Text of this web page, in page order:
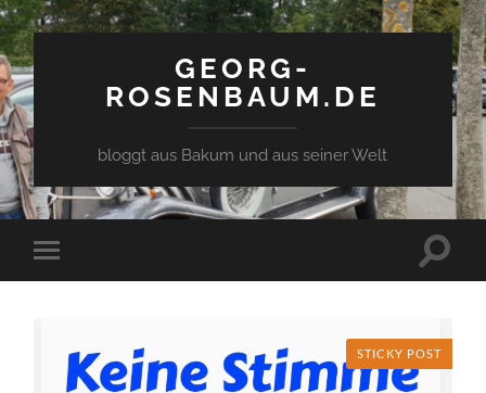
GEORG-
ROSENBAUM.DE
bloggt aus Bakum und aus seiner Welt
Toggle
mobile
Toggle
STICKY POST